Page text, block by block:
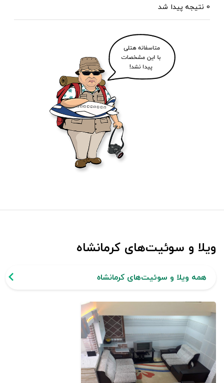
0 نتیجه پیدا شد
ویلا و سوئیت‌های کرمانشاه
همه ویلا و سوئیت‌های کرمانشاه